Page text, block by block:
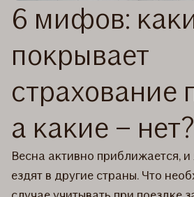
6 мифов:
покрывает
страхование
а какие – нет?
Весна активно приближается,
ездят в другие страны. Что